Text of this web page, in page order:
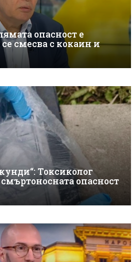
опасност е
смесва с кокаин и
Токсиколог
опасност